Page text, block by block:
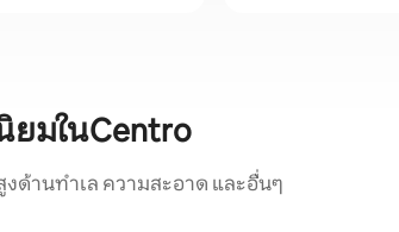
มในCentro
ด้านทำเล ความสะอาด และอื่นๆ